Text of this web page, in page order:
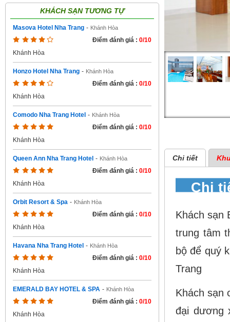
KHÁCH SẠN TƯƠNG TỰ
Masova Hotel Nha Trang - Khánh Hòa
Điểm đánh giá : 0/10
Khánh Hòa
Honzo Hotel Nha Trang - Khánh Hòa
Điểm đánh giá : 0/10
Khánh Hòa
Comodo Nha Trang Hotel - Khánh Hòa
Điểm đánh giá : 0/10
Khánh Hòa
Queen Ann Nha Trang Hotel - Khánh Hòa
Điểm đánh giá : 0/10
Khánh Hòa
Orbit Resort & Spa - Khánh Hòa
Điểm đánh giá : 0/10
Khánh Hòa
Havana Nha Trang Hotel - Khánh Hòa
Điểm đánh giá : 0/10
Khánh Hòa
EMERALD BAY HOTEL & SPA - Khánh Hòa
Điểm đánh giá : 0/10
Khánh Hòa
Chi tiết
Chi
Khách sạn
trung tâm
bộ để quý
Trang
Khách sạn
đại dương